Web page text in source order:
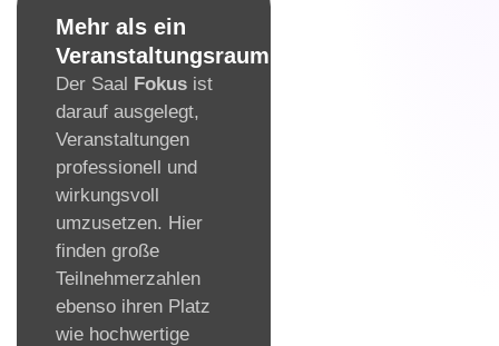
Mehr als ein
Veranstaltungsraum
Der Saal Fokus ist
darauf ausgelegt,
Veranstaltungen
professionell und
wirkungsvoll
umzusetzen. Hier
finden große
Teilnehmerzahlen
ebenso ihren Platz
wie hochwertige